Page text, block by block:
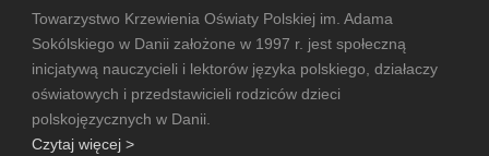
Towarzystwo Krzewienia Oświaty Polskiej im. Adama
Sokólskiego w Danii założone w 1997 r. jest społeczną
inicjatywą nauczycieli i lektorów języka polskiego, działaczy
oświatowych i przedstawicieli rodziców dzieci
polskojęzycznych w Danii.
Czytaj więcej >